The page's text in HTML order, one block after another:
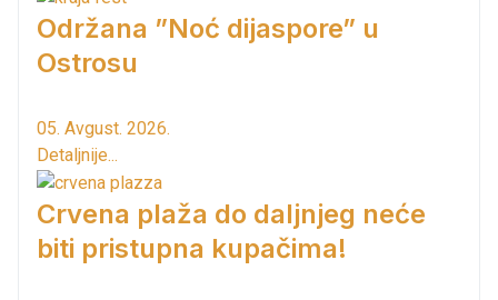
Održana ”Noć dijaspore” u
Ostrosu
05. Avgust. 2026.
Detaljnije...
Crvena plaža do daljnjeg neće
biti pristupna kupačima!